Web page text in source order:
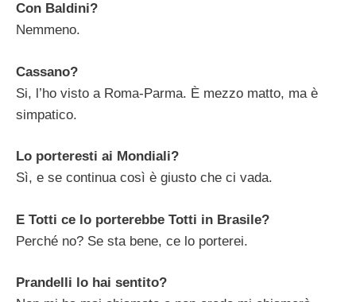
Con Baldini?
Nemmeno.
Cassano?
Si, l’ho visto a Roma-Parma. È mezzo matto, ma è
simpatico.
Lo porteresti ai Mondiali?
Sì, e se continua così è giusto che ci vada.
E Totti ce lo porterebbe Totti in Brasile?
Perché no? Se sta bene, ce lo porterei.
Prandelli lo hai sentito?